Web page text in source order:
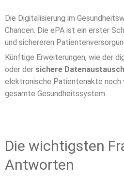
Die Digitalisierung im
Chancen. Die ePA ist ein erster
und sichereren
Künftige Erweiterungen, wie der
oder der sichere Datenaustausch
elektronische Patientenakte noch
gesamte Gesundheitssystem.
Die wichtigsten
Antworten